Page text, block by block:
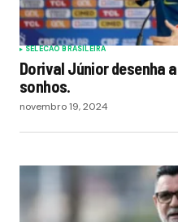
SELECAO BRASILEIRA
Dorival Júnior desenha
sonhos.
novembro 19, 2024